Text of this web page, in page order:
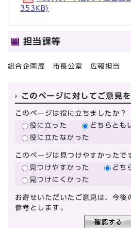
353KB)
担当課等
総合企画局 市長公室 広報担当
このページに対してご意見
このページは役に立ちましたか？
役に立った
どちらとも
役に立たなかった
このページは見つけやすかったで
見つけやすかった
どち
見つけにくかった
お寄せいただいたご意見は、今後
参考とします。